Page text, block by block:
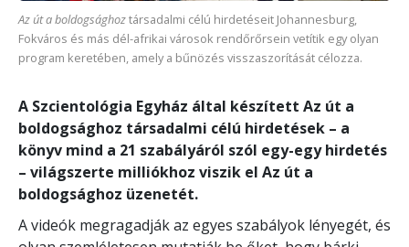
Az út a boldogsághoztársadalmi célú hirdetéseit Johannesburg,
Fokváros és más dél-afrikai városok rendőrőrsein vetítik egy olyan
program keretében, amely a bűnözés visszaszorítását célozza.
A Szcientológia Egyház által készített Az út a
boldogsághoz társadalmi célú hirdetések – a
könyv mind a 21 szabályáról szól egy-egy hirdetés
– világszerte milliókhoz viszik el Az út a
boldogsághoz üzenetét.
A videók megragadják az egyes szabályok lényegét, és